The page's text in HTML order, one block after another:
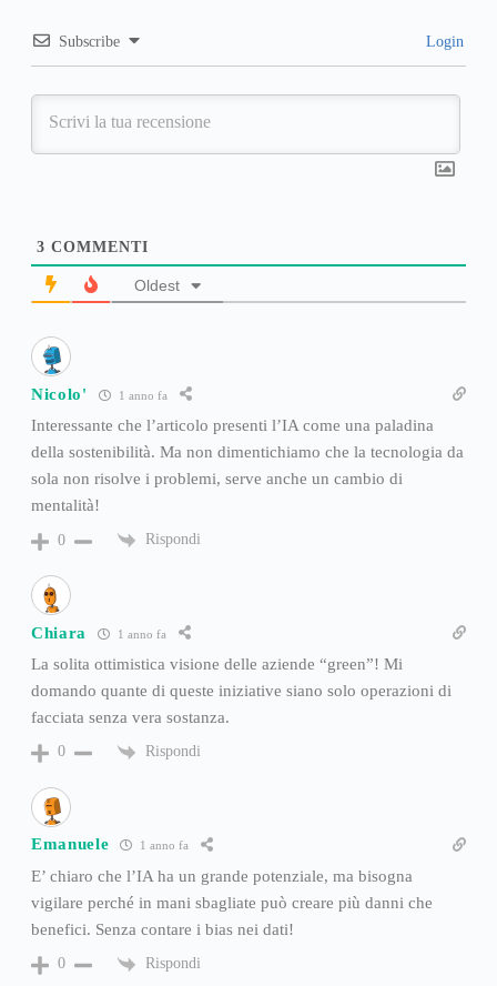
Subscribe Login
3 COMMENTI
Oldest
Nicolo' 1 anno fa
Interessante che l’articolo presenti l’IA come una paladina
della sostenibilità. Ma non dimentichiamo che la tecnologia da
sola non risolve i problemi, serve anche un cambio di
mentalità!
0 Rispondi
Chiara 1 anno fa
La solita ottimistica visione delle aziende “green”! Mi
domando quante di queste iniziative siano solo operazioni di
facciata senza vera sostanza.
0 Rispondi
Emanuele 1 anno fa
E’ chiaro che l’IA ha un grande potenziale, ma bisogna
vigilare perché in mani sbagliate può creare più danni che
benefici. Senza contare i bias nei dati!
0 Rispondi